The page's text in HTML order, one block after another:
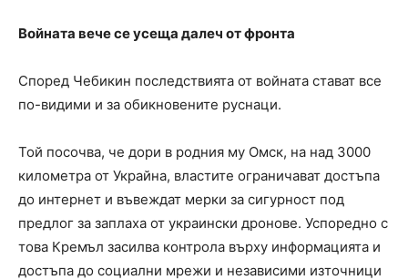
Войната вече се усеща далеч от фронта
Според Чебикин последствията от войната стават все
по-видими и за обикновените руснаци.
Той посочва, че дори в родния му Омск, на над 3000
километра от Украйна, властите ограничават достъпа
до интернет и въвеждат мерки за сигурност под
предлог за заплаха от украински дронове. Успоредно с
това Кремъл засилва контрола върху информацията и
достъпа до социални мрежи и независими източници